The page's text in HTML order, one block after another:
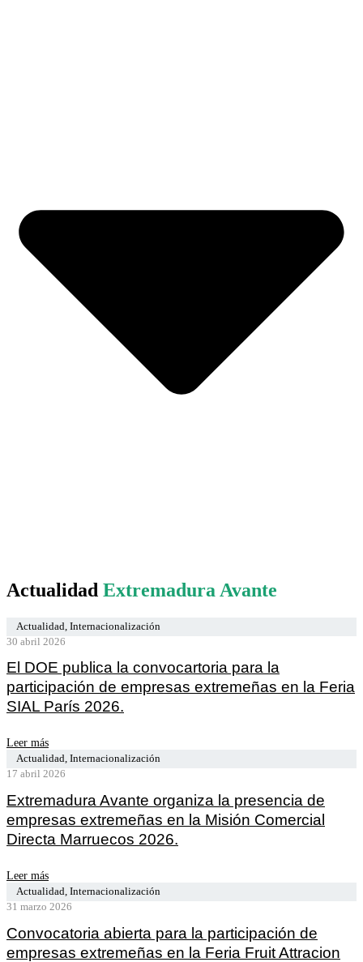
Actualidad Extremadura Avante
Actualidad Internacionalización
30 abril 2026
El DOE publica la convocartoria para la
participación de empresas extremeñas en la Feria
SIAL París 2026.
Leer más
Actualidad, Internacionalización
17 abril 2026
Extremadura Avante organiza la presencia de
empresas extremeñas en la Misión Comercial
Directa Marruecos 2026.
Leer más
Actualidad, Internacionalización
31 marzo 2026
Convocatoria abierta para la participación de
empresas extremeñas en la Feria Fruit Attracion